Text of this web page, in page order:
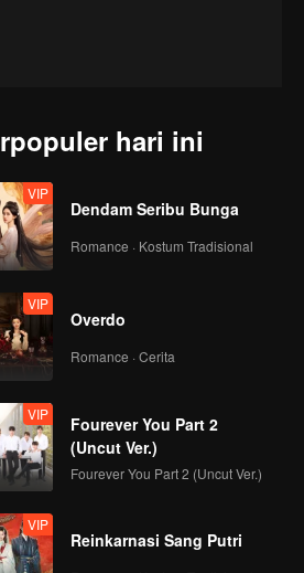
hari ini
VIP
Dendam Seribu Bunga
Romance · Kostum Tradisional
VIP
Overdo
Romance · Cerita
VIP
Fourever You Part 2
(Uncut Ver.)
Fourever You Part 2 (Uncut Ver.)
VIP
Reinkarnasi Sang Putri